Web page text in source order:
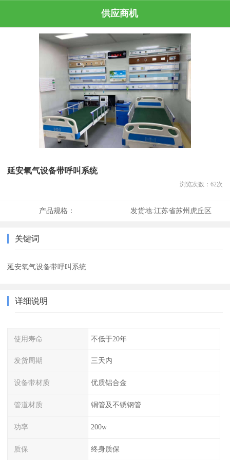
供应商机
延安氧气设备带呼叫系统
浏览次数： 62次
产品规格： 发货地:江苏省苏州虎丘区
关键词
延安氧气设备带呼叫系统
详细说明
使用寿命 不低于20年
发货周期 三天内
设备带材质 优质铝合金
管道材质 铜管及不锈钢管
功率 200w
质保 终身质保